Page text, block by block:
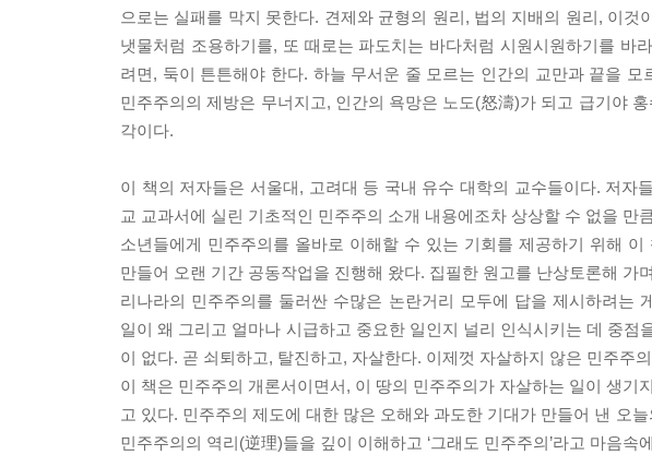
으로는 실패를 막지 못한다. 견제와 균형의 원리, 법의 지배의 원리, 이
냇물처럼 조용하기를, 또 때로는 파도치는 바다처럼 시원시원하기를
려면, 둑이 튼튼해야 한다. 하늘 무서운 줄 모르는 인간의 교만과 끝을
민주주의의 제방은 무너지고, 인간의 욕망은 노도(怒濤)가 되고 급기야
각이다.
이 책의 저자들은 서울대, 고려대 등 국내 유수 대학의 교수들이다. 저
교 교과서에 실린 기초적인 민주주의 소개 내용에조차 상상할 수 없을
소년들에게 민주주의를 올바로 이해할 수 있는 기회를 제공하기 위해
만들어 오랜 기간 공동작업을 진행해 왔다. 집필한 원고를 난상토론해
리나라의 민주주의를 둘러싼 수많은 논란거리 모두에 답을 제시하려는
일이 왜 그리고 얼마나 시급하고 중요한 일인지 널리 인식시키는 데 중
이 없다. 곧 쇠퇴하고, 탈진하고, 자살한다. 이제껏 자살하지 않은 민주주
이 책은 민주주의 개론서이면서, 이 땅의 민주주의가 자살하는 일이 생
고 있다. 민주주의 제도에 대한 많은 오해와 과도한 기대가 만들어 낸 오
민주주의의 역리(逆理)들을 깊이 이해하고 ‘그래도 민주주의’라고 마음속